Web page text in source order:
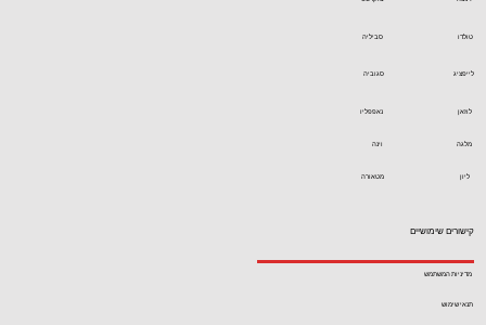
קישורים שימושיים
תנאי שימוש
מדיניות המשתמש
סביליה טולדו
נאפפליו לוזאן
סגוביה
מלגה
לייפציג
מטאורה
וינה
ליון